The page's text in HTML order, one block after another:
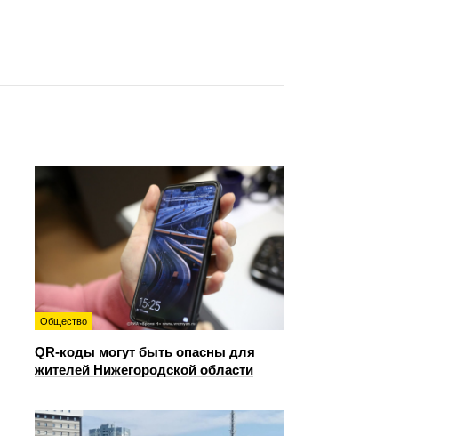
Общество
QR-коды могут быть опасны для
жителей Нижегородской области